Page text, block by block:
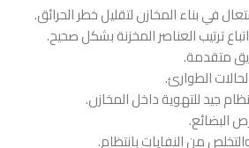
في بناء المخازن لتقليل خطر الحرائق.
ترتيب العناصر المخزنة بشكل صحيح.
متقدمة.
الطوارئ.
جيد للتهوية داخل المخازن.
البضائع.
من النفايات بانتظام.